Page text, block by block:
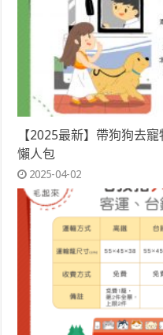
【2025最新】帶狗狗去
懶人包
2025-04-02